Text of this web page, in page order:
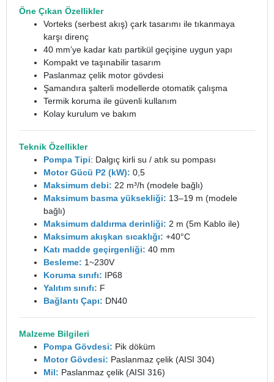
Öne Çıkan Özellikler
Vorteks (serbest akış) çark tasarımı ile tıkanmaya
karşı direnç
40 mm’ye kadar katı partikül geçişine uygun yapı
Kompakt ve taşınabilir tasarım
Paslanmaz çelik motor gövdesi
Şamandıra şalterli modellerde otomatik çalışma
Termik koruma ile güvenli kullanım
Kolay kurulum ve bakım
Teknik Özellikler
Pompa Tipi: Dalgıç kirli su / atık su pompası
Motor Gücü P2 (kW): 0,5
Maksimum debi: 22 m³/h (modele bağlı)
Maksimum basma yüksekliği: 13–19 m (modele
bağlı)
Maksimum daldırma derinliği: 2 m (5m Kablo ile)
Maksimum akışkan sıcaklığı: +40°C
Katı madde geçirgenliği: 40 mm
Besleme: 1~230V
Koruma sınıfı: IP68
Yalıtım sınıfı: F
Bağlantı Çapı: DN40
Malzeme Bilgileri
Pompa Gövdesi: Pik döküm
Motor Gövdesi: Paslanmaz çelik (AISI 304)
Mil: Paslanmaz çelik (AISI 316)